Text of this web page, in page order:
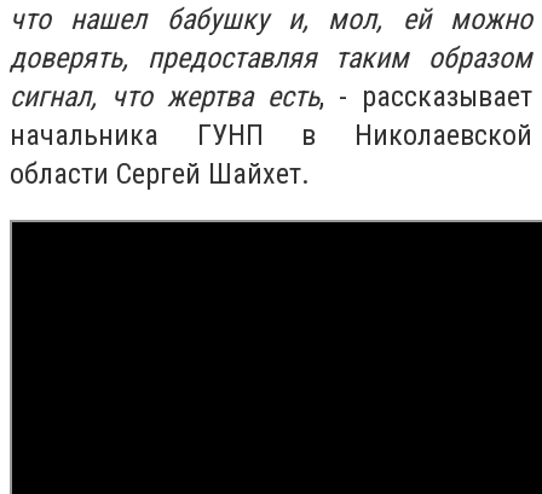
что нашел бабушку и, мол, ей можно
доверять, предоставляя таким образом
сигнал, что жертва есть, - рассказывает
начальника ГУНП в Николаевской
области Сергей Шайхет.